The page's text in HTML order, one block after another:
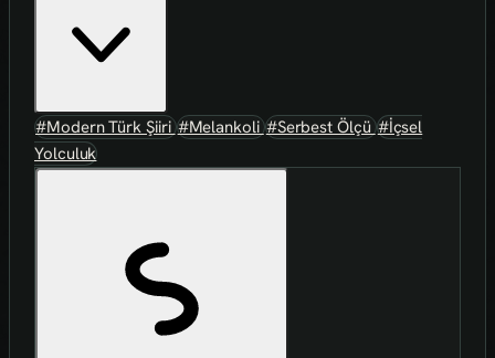
#Modern Türk Şiiri#Melankoli#Serbest Ölçü#İçsel
Yolculuk